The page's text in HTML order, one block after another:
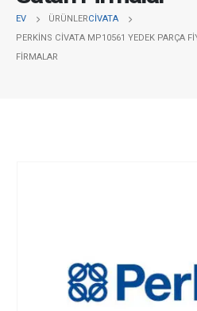
EV ÜRÜNLERCIVATA
PERKINS CIVATA MP10561 YEDEK PARÇA
FIRMALAR